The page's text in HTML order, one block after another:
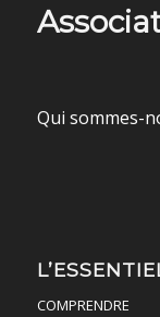
Qui sommes-
COMPRENDRE